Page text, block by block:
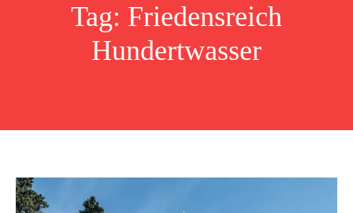
Tag: Friedensreich
Hundertwasser